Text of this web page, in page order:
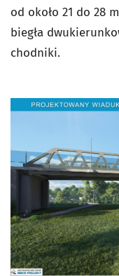
od około 21 do 28
biegła
chodniki.